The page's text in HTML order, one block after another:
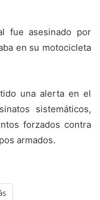
fue asesinado por
en su motocicleta
una alerta en el
sistemáticos,
forzados contra
armados.